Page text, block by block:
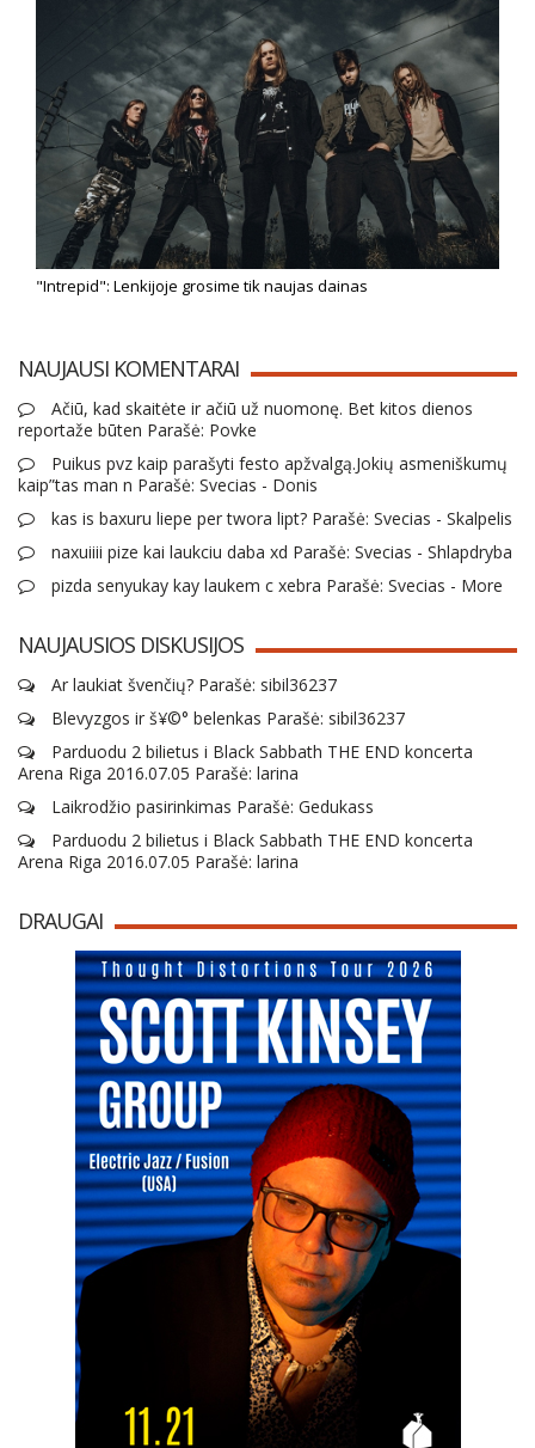
"Intrepid": Lenkijoje grosime tik naujas dainas
NAUJAUSI KOMENTARAI
Ačiū, kad skaitėte ir ačiū už nuomonę. Bet kitos dienos
reportaže būten Parašė: Povke
Puikus pvz kaip parašyti festo apžvalgą.Jokių asmeniškumų
kaip”tas man n Parašė: Svecias - Donis
kas is baxuru liepe per twora lipt? Parašė: Svecias - Skalpelis
naxuiiii pize kai laukciu daba xd Parašė: Svecias - Shlapdryba
pizda senyukay kay laukem c xebra Parašė: Svecias - More
NAUJAUSIOS DISKUSIJOS
Ar laukiat švenčių? Parašė: sibil36237
Blevyzgos ir š¥©° belenkas Parašė: sibil36237
Parduodu 2 bilietus i Black Sabbath THE END koncerta
Arena Riga 2016.07.05 Parašė: larina
Laikrodžio pasirinkimas Parašė: Gedukass
Parduodu 2 bilietus i Black Sabbath THE END koncerta
Arena Riga 2016.07.05 Parašė: larina
DRAUGAI